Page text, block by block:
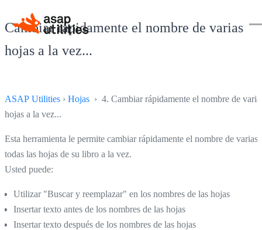
Cambiar rápidamente el nombre de varias
hojas a la vez...
ASAP Utilities › Hojas › 4. Cambiar rápidamente el nombre de
hojas a la vez...
Esta herramienta le permite cambiar rápidamente el nombre de varias
todas las hojas de su libro a la vez.
Usted puede:
Utilizar "Buscar y reemplazar" en los nombres de las hojas
Insertar texto antes de los nombres de las hojas
Insertar texto después de los nombres de las hojas